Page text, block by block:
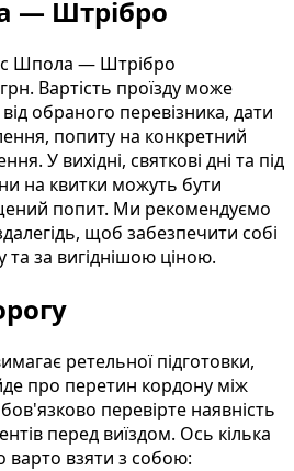
— Штрібро
Шпола — Штрібро
Вартість проїзду може
обраного перевізника, дати
попиту на конкретний
У вихідні, святкові дні та під
на квитки можуть бути
попит. Ми рекомендуємо
щоб забезпечити собі
та за вигіднішою ціною.
ретельної підготовки,
про перетин кордону між
перевірте наявність
перед виїздом. Ось кілька
взяти з собою: